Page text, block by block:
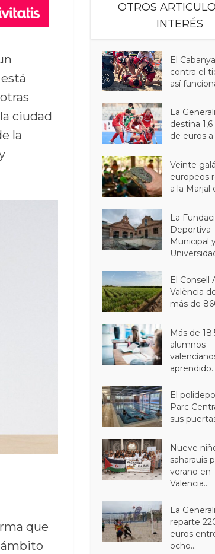
ciudad
la
que
ámbito
OTROS
INTERÉS
El
contra el
así
La
destina
de euros a
Veinte
europeos
a la Marjal
La
Deportiva
Municipal
El Consell
València
más de
Más de
alumnos
El
Parc
sus
Nueve
saharauis
verano en
Valencia...
La
reparte
euros
ocho...